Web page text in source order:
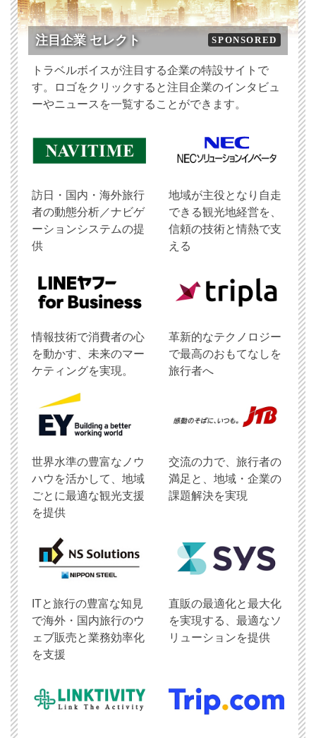
注目企業 セレクト SPONSORED
トラベルボイスが注目する企業の特設サイトで
す。ロゴをクリックすると注目企業のインタビュ
ーやニュースを一覧することができます。
訪日・国内・海外旅行
者の動態分析／ナビゲ
ーションシステムの提
供
地域が主役となり自走
できる観光地経営を、
信頼の技術と情熱で支
える
情報技術で消費者の心
を動かす、未来のマー
ケティングを実現。
革新的なテクノロジー
で最高のおもてなしを
旅行者へ
世界水準の豊富なノウ
ハウを活かして、地域
ごとに最適な観光支援
を提供
交流の力で、旅行者の
満足と、地域・企業の
課題解決を実現
ITと旅行の豊富な知見
で海外・国内旅行のウ
ェブ販売と業務効率化
を支援
直販の最適化と最大化
を実現する、最適なソ
リューションを提供